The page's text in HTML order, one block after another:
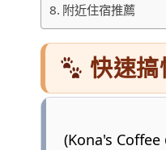
附近住宿推薦
快速搞
(Kona's Coffee